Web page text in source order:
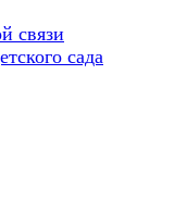
связи
сада